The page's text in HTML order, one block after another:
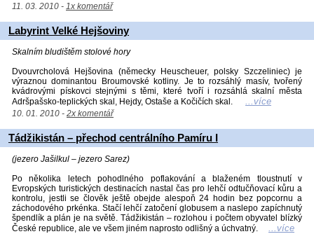
11. 03. 2010 - 1x komentář
Labyrint Velké Hejšoviny
Skalním bludištěm stolové hory
Dvouvrcholová Hejšovina (německy Heuscheuer, polsky Szczeliniec) je
výraznou dominantou Broumovské kotliny. Je to rozsáhlý masív, tvořený
kvádrovými pískovci stejnými s těmi, které tvoří i rozsáhlá skalní města
Adršpašsko-teplických skal, Hejdy, Ostaše a Kočičích skal.
...více
10. 01. 2010 - 2x komentář
Tádžikistán – přechod centrálního Pamíru I
(jezero Jašilkul – jezero Sarez)
Po několika letech pohodlného poflakování a blaženém tloustnutí v
Evropských turistických destinacích nastal čas pro lehčí odtučňovací kůru a
kontrolu, jestli se člověk ještě obejde alespoň 24 hodin bez popcornu a
záchodového prkénka. Stačí lehčí zatočení globusem a naslepo zapíchnutý
špendlík a plán je na světě. Tádžikistán – rozlohou i počtem obyvatel blízký
České republice, ale ve všem jiném naprosto odlišný a úchvatný.
...více